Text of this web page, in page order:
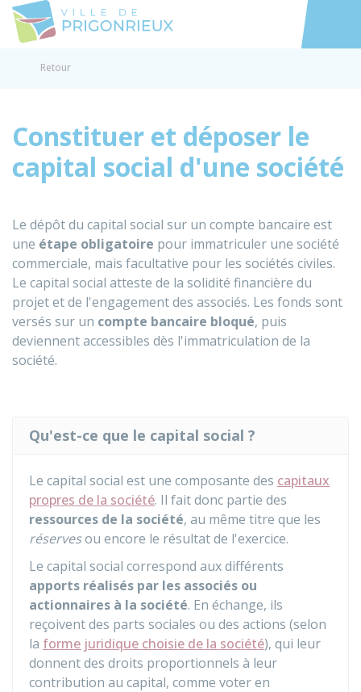
Accéder
Retour
Constituer et déposer le
capital social d'une société
Le dépôt du capital social sur un compte bancaire est
une étape obligatoire pour immatriculer une société
commerciale, mais facultative pour les sociétés civiles.
Le capital social atteste de la solidité financière du
projet et de l'engagement des associés. Les fonds sont
versés sur un compte bancaire bloqué, puis
deviennent accessibles dès l'immatriculation de la
société.
Qu'est-ce que le capital social ?
Le capital social est une composante des capitaux
propres de la société. Il fait donc partie des
ressources de la société, au même titre que les
réservesou encore le résultat de l'exercice.
Le capital social correspond aux différents
apports réalisés par les associés ou
actionnaires à la société. En échange, ils
reçoivent des parts sociales ou des actions (selon
la forme juridique choisie de la société), qui leur
donnent des droits proportionnels à leur
contribution au capital, comme voter en